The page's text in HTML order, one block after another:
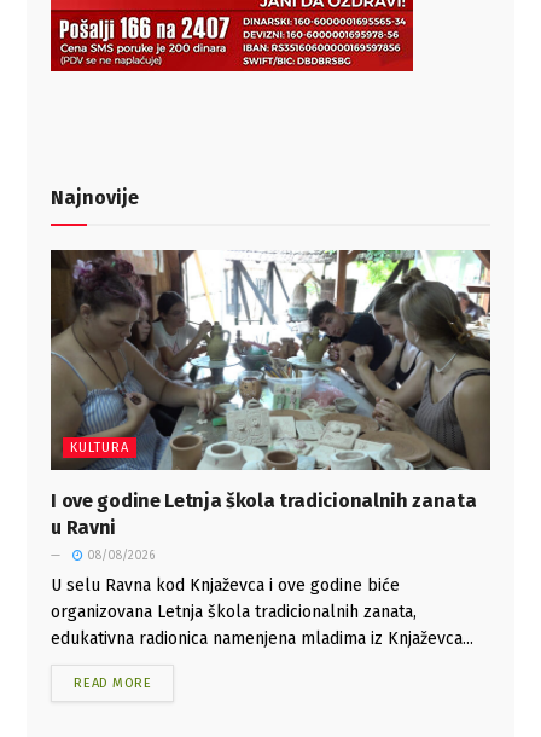
Najnovije
KULTURA
I ove godine Letnja škola tradicionalnih zanata
u Ravni
08/08/2026
U selu Ravna kod Knjaževca i ove godine biće
organizovana Letnja škola tradicionalnih zanata,
edukativna radionica namenjena mladima iz Knjaževca...
READ MORE